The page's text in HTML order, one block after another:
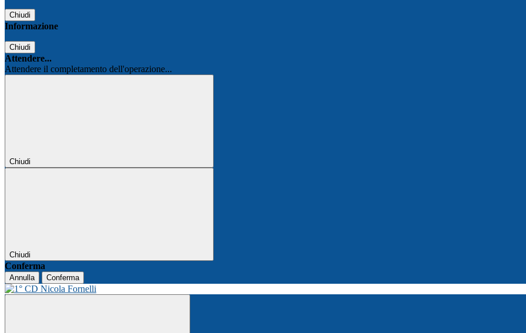
Chiudi
Informazione
Chiudi
Attendere...
Attendere il completamento dell'operazione...
Chiudi
Chiudi
Conferma
Annulla Conferma